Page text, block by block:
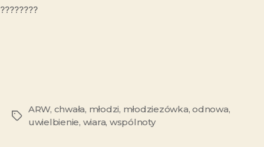
????????
ARW, chwała, młodzi, młodziezówka,odnowa,
uwielbienie, wiara, wspólnoty